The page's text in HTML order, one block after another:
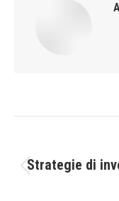
tra
Strategie di